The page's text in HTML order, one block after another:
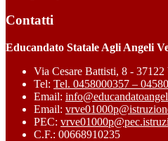
Contatti
Educandato Statale Agli Angeli
Via Cesare Battisti, 8 - 37122
Tel: Tel. 0458000357 –
Email:
Email:
PEC:
C.F.: 00668910235